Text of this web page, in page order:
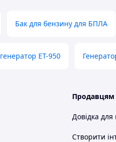
Бак для бензину для БПЛА
ЕТ-950
Продавцям
Довідка для
Створити